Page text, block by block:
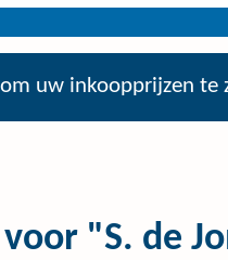
uw inkoopprijzen te
"S. de